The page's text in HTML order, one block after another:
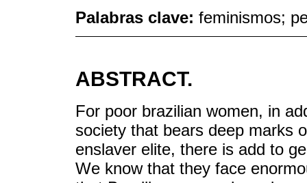
Palabras clave: feminismos;
ABSTRACT.
For poor brazilian women, in
society that bears deep marks
enslaver elite, there is add to
We know that they face